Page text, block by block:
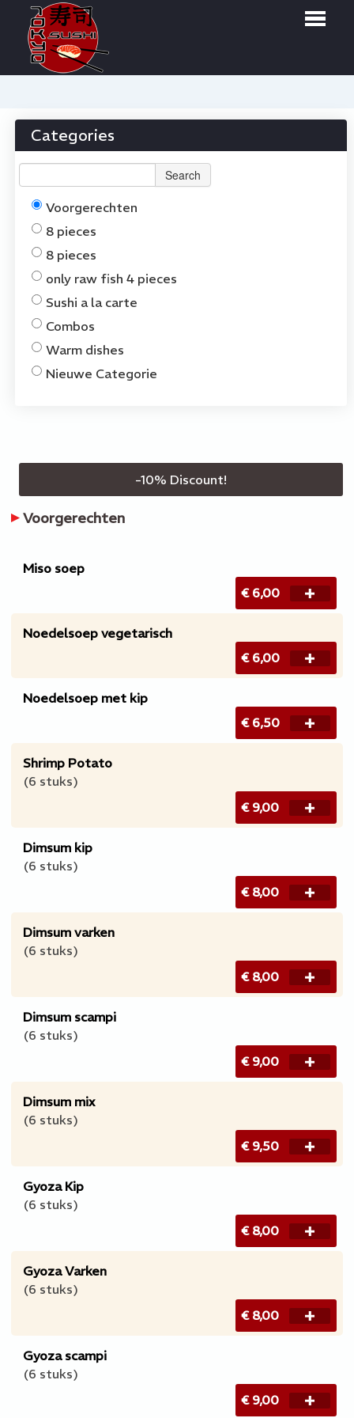
WEBSHOP
MENU
RESERVATIONS
LOGIN
CONTACT
Categories
Search
Voorgerechten
8 pieces
8 pieces
only raw fish 4 pieces
Sushi a la carte
Combos
Warm dishes
Nieuwe Categorie
-10% Discount!
Voorgerechten
Miso soep
€ 6,00
Noedelsoep vegetarisch
€ 6,00
Noedelsoep met kip
€ 6,50
Shrimp Potato
​(6 stuks)
€ 9,00
Dimsum kip
(6 stuks)
€ 8,00
Dimsum varken
(6 stuks)
€ 8,00
Dimsum scampi
(6 stuks)
€ 9,00
Dimsum mix
(6 stuks)
€ 9,50
Gyoza Kip
(6 stuks)
€ 8,00
Gyoza Varken
(6 stuks)
€ 8,00
Gyoza scampi
(6 stuks)
€ 9,00